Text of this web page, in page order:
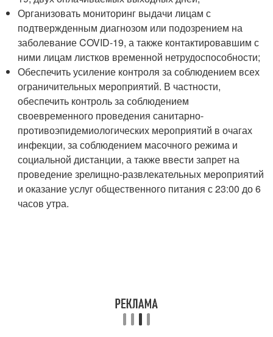
Организовать мониторинг выдачи лицам с
подтвержденным диагнозом или подозрением на
заболевание COVID-19, а также контактировавшим с
ними лицам листков временной нетрудоспособности;
Обеспечить усиление контроля за соблюдением всех
ограничительных мероприятий. В частности,
обеспечить контроль за соблюдением
своевременного проведения санитарно-
противоэпидемиологических мероприятий в очагах
инфекции, за соблюдением масочного режима и
социальной дистанции, а также ввести запрет на
проведение зрелищно-развлекательных мероприятий
и оказание услуг общественного питания с 23:00 до 6
часов утра.